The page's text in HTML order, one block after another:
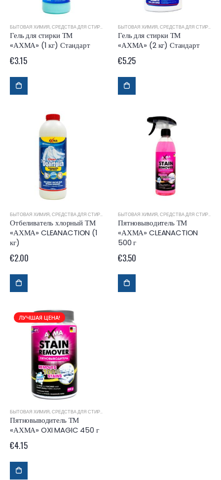
БЫТОВАЯ ХИМИЯ, СРЕДСТВА ДЛЯ СТИРКИ
Гель для стирки ТМ
«АХМА» (1 кг) Стандарт
€3.15
БЫТОВАЯ ХИМИЯ, СРЕДСТВА ДЛЯ СТИРКИ
Гель для стирки ТМ
«АХМА» (2 кг) Стандарт
€5.25
БЫТОВАЯ ХИМИЯ, СРЕДСТВА ДЛЯ СТИРКИ
Отбеливатель хлорный ТМ
«АХМА» CLEANACTION (1
кг)
€2.00
БЫТОВАЯ ХИМИЯ, СРЕДСТВА ДЛЯ СТИРКИ
Пятновыводитель ТМ
«АХМА» CLEANACTION
500 г
€3.50
ЛУЧШАЯ ЦЕНА!
БЫТОВАЯ ХИМИЯ, СРЕДСТВА ДЛЯ СТИРКИ
Пятновыводитель ТМ
«АХМА» OXI MAGIC 450 г
€4.15